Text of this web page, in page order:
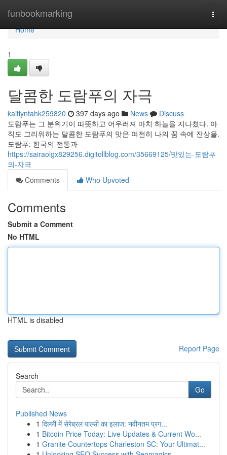
funbookmarking
Home
Home
1
달콤한 도람푸의 자극
kaitlyntahk259820 397 days ago News
Discuss
도람푸는 그 분위기이 따뜻하고 어우러져 마치 하늘을 지나쳤다. 아
직도 그리워하는 달콤한 도람푸의 맛은 여전히 나의 꿈 속에 잔상을.
도람푸: 한국의 전통과
https://sairaolgx829256.digitollblog.com/35669125/맛있는-도람푸
의-자극
Comments
Who Upvoted
Comments
Submit a Comment
No HTML
HTML is disabled
Report Page
Search
Go
Published News
1 दिल्ली में सेरेब्रल पाल्सी का इलाज: नवीनतम प्रग...
1 Bitcoin Price Today: Live Updates & Current Wo...
1 Granite Countertops Charleston SC: Your Ultimat...